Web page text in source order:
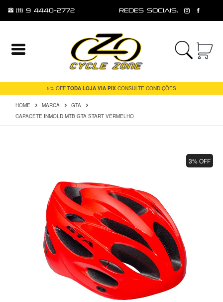
(11) 9 4440-2772 redes sociais:
Cadastrar
INÍCIO
ATENDIMENTO
5% OFF TODA LOJA VIA PIX CONSULTE CONDIÇÕES
HOME MARCA
GTA
CAPACETE INMOLD MTB GTA START VERMELHO
3% OFF